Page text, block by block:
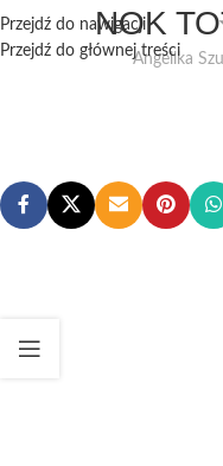
Przejdź do nawigacji
Przejdź do głównej treści
NOK
Angelika